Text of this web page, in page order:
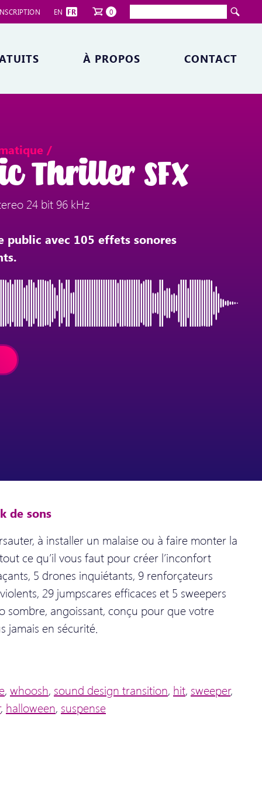
EN FR 0
À PROPOS CONTACT
/
Thriller SFX
24 bit 96 kHz
public avec 105 effets sonores
de sons
à installer un malaise ou à faire monter la
ce qu’il vous faut pour créer l’inconfort
5 drones inquiétants, 9 renforçateurs
29 jumpscares efficaces et 5 sweepers
sombre, angoissant, conçu pour que votre
jamais en sécurité.
, whoosh, sound design transition, hit, sweeper,
, halloween, suspense